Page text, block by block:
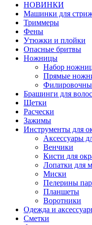
НОВИНКИ
Машинки для
Триммеры
Фены
Утюжки и плойки
Опасные бритвы
Ножницы
Набор
Прямые
Брашинги для волос
Щетки
Расчески
Зажимы
Инструменты для
Аксессуары
Венчики
Кисти для
Лопатки для
Миски
Пелерины
Планшеты
Воротники
Одежда и
Сметки